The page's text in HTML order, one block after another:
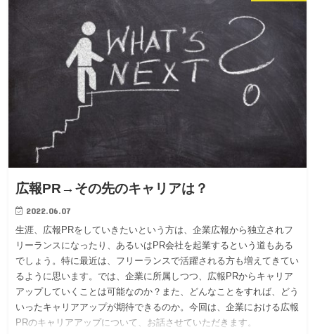
広報PR→その先のキャリアは？
2022.06.07
生涯、広報PRをしていきたいという方は、企業広報から独立されフ
リーランスになったり、あるいはPR会社を起業するという道もある
でしょう。特に最近は、フリーランスで活躍される方も増えてきてい
るように思います。では、企業に所属しつつ、広報PRからキャリア
アップしていくことは可能なのか？また、どんなことをすれば、どう
いったキャリアアップが期待できるのか。今回は、企業における広報
PRのキャリアアップについて、お話させていただきます。